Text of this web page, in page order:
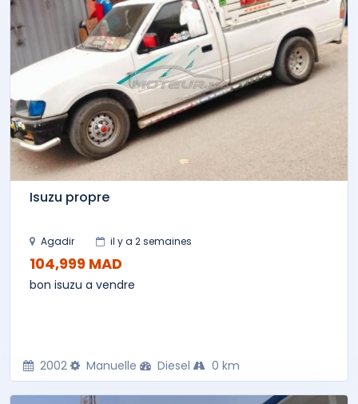
Isuzu propre
Agadir il y a 2 semaines
104,999 MAD
bon isuzu a vendre
2002 Manuelle Diesel 0 km